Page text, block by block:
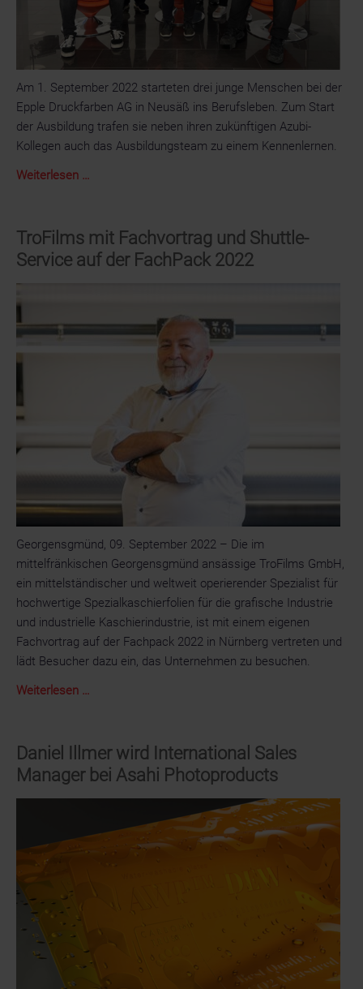
Am 1. September 2022 starteten drei junge Menschen bei der
Epple Druckfarben AG in Neusäß ins Berufsleben. Zum Start
der Ausbildung trafen sie neben ihren zukünftigen Azubi-
Kollegen auch das Ausbildungsteam zu einem Kennenlernen.
Weiterlesen …
Auszubildende
bei
TroFilms mit Fachvortrag und Shuttle-
Service auf der FachPack 2022
Georgensgmünd, 09. September 2022 – Die im
mittelfränkischen Georgensgmünd ansässige TroFilms GmbH,
ein mittelständischer und weltweit operierender Spezialist für
hochwertige Spezialkaschierfolien für die grafische Industrie
und industrielle Kaschierindustrie, ist mit einem eigenen
Fachvortrag auf der Fachpack 2022 in Nürnberg vertreten und
lädt Besucher dazu ein, das Unternehmen zu besuchen.
Weiterlesen …
und
Shuttle-
FachPack
Daniel Illmer wird International Sales
Manager bei Asahi Photoproducts